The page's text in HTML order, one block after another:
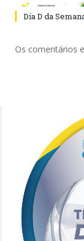
Dia D da
Os comentários